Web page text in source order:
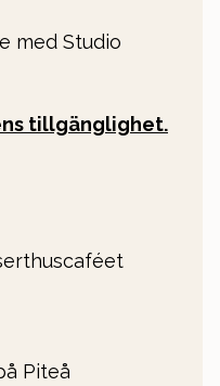
med Studio
tillgänglighet.
Piteå